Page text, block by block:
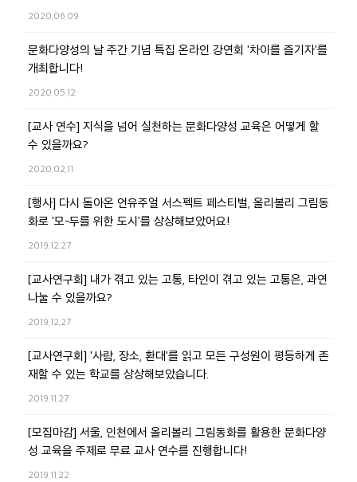
2020.06.09
문화다양성의 날 주간 기념 특집 온라인 강연회 '차이를 즐기자'를
개최합니다!
2020.05.12
[교사 연수] 지식을 넘어 실천하는 문화다양성 교육은 어떻게 할
수 있을까요?
2020.02.11
[행사] 다시 돌아온 언유주얼 서스펙트 페스티벌, 올리볼리 그림동
화로 '모-두를 위한 도시'를 상상해보았어요!
2019.12.27
[교사연구회] 내가 겪고 있는 고통, 타인이 겪고 있는 고통은, 과연
나눌 수 있을까요?
2019.12.27
[교사연구회] '사람, 장소, 환대'를 읽고 모든 구성원이 평등하게 존
재할 수 있는 학교를 상상해보았습니다.
2019.11.27
[모집마감] 서울, 인천에서 올리볼리 그림동화를 활용한 문화다양
성 교육을 주제로 무료 교사 연수를 진행합니다!
2019.11.22